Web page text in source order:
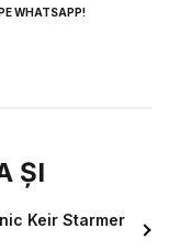
WHATSAPP!
ȘI
Keir Starmer